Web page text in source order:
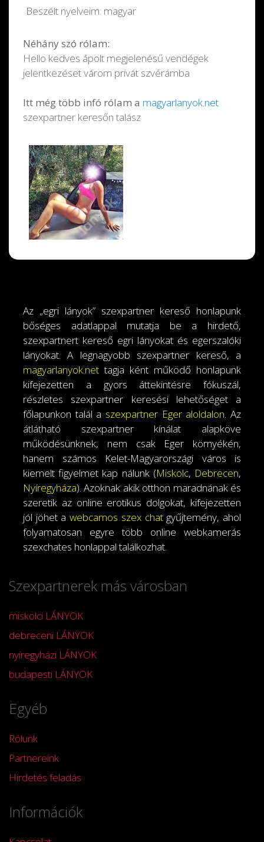
Beszélt nyelveim: magyar
Néhány szó rólam:
Hello kedves ápolt megjelenésű vendégek
jelentkezéset várom privát szvérámba
Itt még több infó rólam a magyarlanyok.net
szexpartner keresőn talász
Az „egri lányok” szexpartner kereső honlapunk
bőséges adatlappal mutatja be a hirdető,
szexpartnert kereső egri lányokat és egerszalóki
lányokat. A legnagyobb szexpartner kereső, a
magyarlanyok.net tagja ként működő honlapunk
kifejezetten a gyors áttekintésre fókuszál,
részletes szexpartner keresési lehetőséget a
főlapunkon talál a szexpartner Eger aloldalon. Az
átlátható szexpartner kínálat alapköve
működésünknek, nem csak Eger környékén,
hanem számos Kelet-Magyarországi város is
kiemelt figyelmet kap nálunk (Miskolc, Debrecen,
Nyíregyháza). Azoknak akik otthon maradnának és
szeretik az online erotikus dolgokat, kifejezetten
jól jöhet awebcamos szex chatgyűjtemény, ahol
folyamatosan egyre több online webkamerás
szexchates honlappal találkozhat.
Szexpartnerek más városban
miskolci LÁNYOK
debreceni LÁNYOK
nyíregyházi LÁNYOK
budapesti LÁNYOK
Egyéb
Rólunk
Partnereink
Hirdetés feladás
Információk